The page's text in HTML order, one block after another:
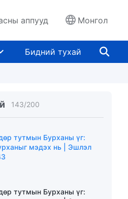
аппууд Монгол
Бидний тухай
143/200
мэдэх нь | Эшлэл
тутмын Бурханы үг:
мэдэх нь | Эшлэл
тутмын Бурханы үг: